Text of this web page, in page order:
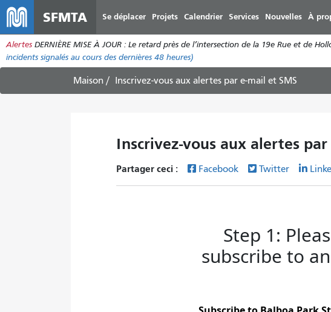
SFMTA Se déplacer Projets Calendrier Services Nouvelles À
Alertes DERNIÈRE MISE À JOUR : Le retard près de l’intersection de la 19e Rue et de
incidents signalés au cours des dernières 48 heures)
Maison Inscrivez-vous aux alertes par e-mail et SMS
Inscrivez-vous aux alertes
Partager ceci : Facebook Twitter